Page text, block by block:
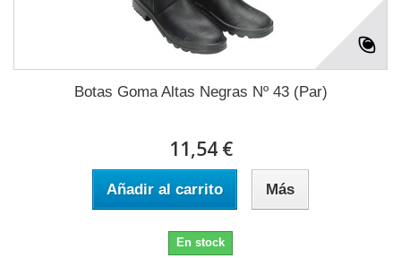
Botas Goma Altas Negras Nº 43 (Par)
11,54 €
Añadir al carrito Más
En stock